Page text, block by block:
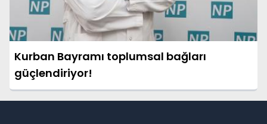
Kurban Bayramı toplumsal bağları
güçlendiriyor!